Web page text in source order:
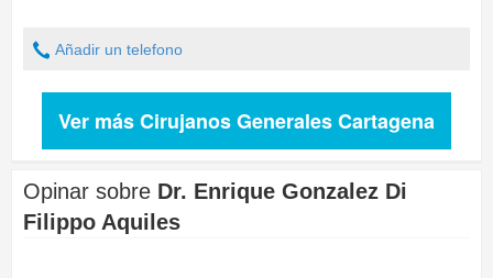
Añadir un telefono
Ver más Cirujanos Generales Cartagena
Opinar sobre Dr. Enrique Gonzalez Di
Filippo Aquiles